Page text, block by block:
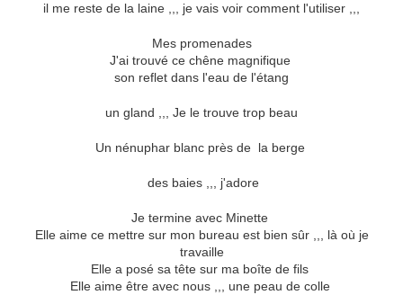
il me reste de la laine ,,, je vais voir comment l'utiliser ,,,
Mes promenades
J'ai trouvé ce chêne magnifique
son reflet dans l'eau de l'étang
un gland ,,, Je le trouve trop beau
Un nénuphar blanc près de la berge
des baies ,,, j'adore
Je termine avec Minette
Elle aime ce mettre sur mon bureau est bien sûr ,,, là où je
travaille
Elle a posé sa tête sur ma boîte de fils
Elle aime être avec nous ,,, une peau de colle